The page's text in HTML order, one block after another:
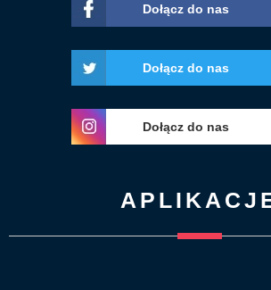
Dołącz do nas
Dołącz do nas
Dołącz do nas